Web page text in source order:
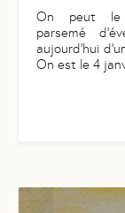
On peut le
parsemé
aujourd’hui
On est le 4